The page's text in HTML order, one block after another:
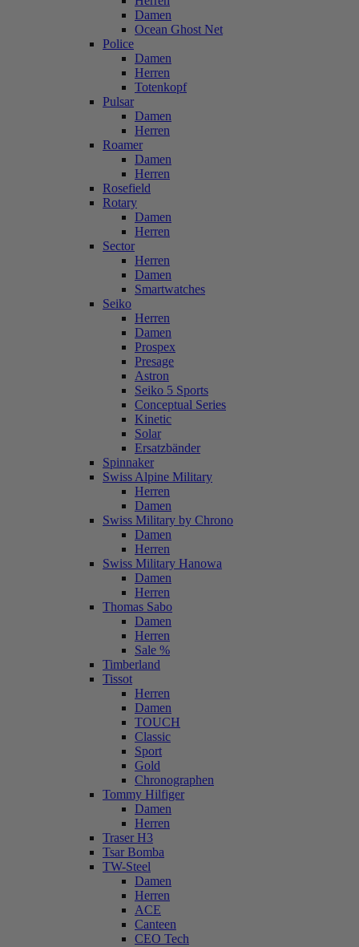
Damen
Ocean Ghost Net
Police
Damen
Herren
Totenkopf
Pulsar
Damen
Herren
Roamer
Damen
Herren
Rosefield
Rotary
Damen
Herren
Sector
Herren
Damen
Smartwatches
Seiko
Herren
Damen
Prospex
Presage
Astron
Seiko 5 Sports
Conceptual Series
Kinetic
Solar
Ersatzbänder
Spinnaker
Swiss Alpine Military
Herren
Damen
Swiss Military by Chrono
Damen
Herren
Swiss Military Hanowa
Damen
Herren
Thomas Sabo
Damen
Herren
Sale %
Timberland
Tissot
Herren
Damen
TOUCH
Classic
Sport
Gold
Chronographen
Tommy Hilfiger
Damen
Herren
Traser H3
Tsar Bomba
TW-Steel
Damen
Herren
ACE
Canteen
CEO Tech